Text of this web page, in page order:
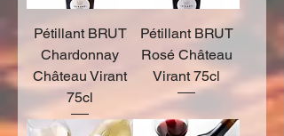
Pétillant BRUT
Chardonnay
Château Virant
75cl
Pétillant BRUT
Rosé Château
Virant 75cl